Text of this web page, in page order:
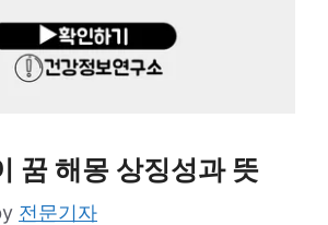
꿈 해몽 상징성과 뜻
전문기자